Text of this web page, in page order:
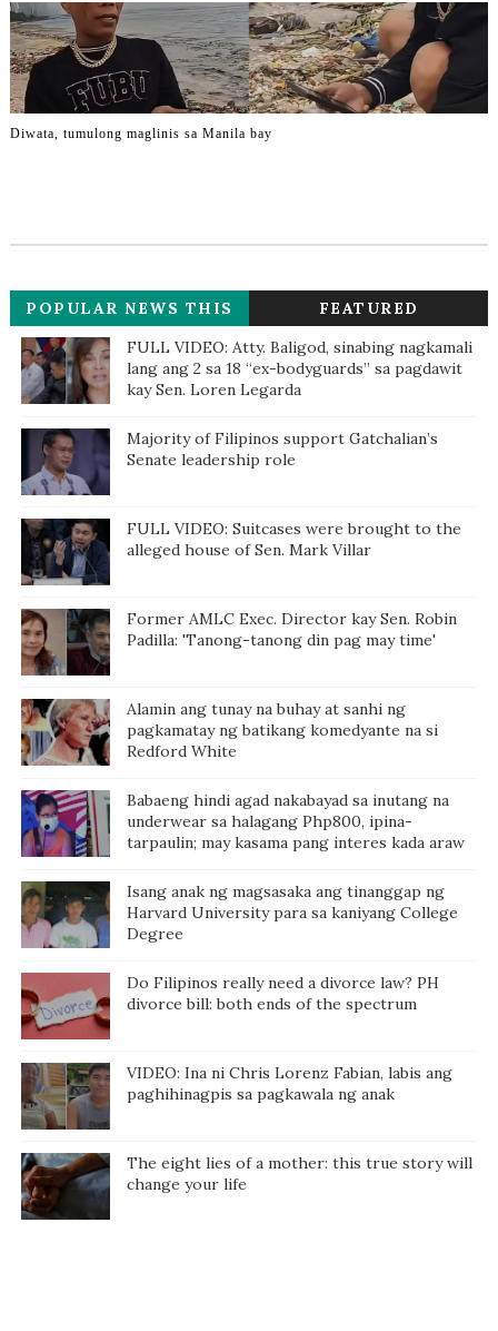
Diwata, tumulong maglinis sa Manila bay
POPULAR NEWS THIS
WEEK
FEATURED
FULL VIDEO: Atty. Baligod, sinabing nagkamali
lang ang 2 sa 18 “ex-bodyguards” sa pagdawit
kay Sen. Loren Legarda
Majority of Filipinos support Gatchalian’s
Senate leadership role
FULL VIDEO: Suitcases were brought to the
alleged house of Sen. Mark Villar
Former AMLC Exec. Director kay Sen. Robin
Padilla: 'Tanong-tanong din pag may time'
Alamin ang tunay na buhay at sanhi ng
pagkamatay ng batikang komedyante na si
Redford White
Babaeng hindi agad nakabayad sa inutang na
underwear sa halagang Php800, ipina-
tarpaulin; may kasama pang interes kada araw
Isang anak ng magsasaka ang tinanggap ng
Harvard University para sa kaniyang College
Degree
Do Filipinos really need a divorce law? PH
divorce bill: both ends of the spectrum
VIDEO: Ina ni Chris Lorenz Fabian, labis ang
paghihinagpis sa pagkawala ng anak
The eight lies of a mother: this true story will
change your life